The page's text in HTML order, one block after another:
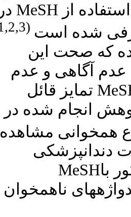
از MeSH در
شده است (1,2,3
که صحت این
عدم آگاهی و عدم
تمایز قائل
انجام شده در
همخوانی مشاهده
دندانپزشکی
باMeSH
ناهمخوان